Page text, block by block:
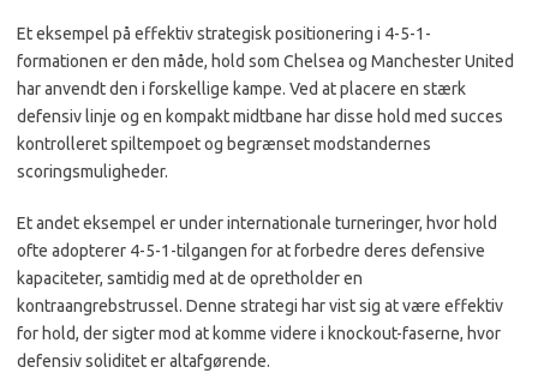
Et eksempel på effektiv strategisk positionering i 4-5-1-
formationen er den måde, hold som Chelsea og Manchester United
har anvendt den i forskellige kampe. Ved at placere en stærk
defensiv linje og en kompakt midtbane har disse hold med succes
kontrolleret spiltempoet og begrænset modstandernes
scoringsmuligheder.
Et andet eksempel er under internationale turneringer, hvor hold
ofte adopterer 4-5-1-tilgangen for at forbedre deres defensive
kapaciteter, samtidig med at de opretholder en
kontraangrebstrussel. Denne strategi har vist sig at være effektiv
for hold, der sigter mod at komme videre i knockout-faserne, hvor
defensiv soliditet er altafgørende.